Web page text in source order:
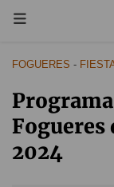
FOGUERES -
Fogueres
2024